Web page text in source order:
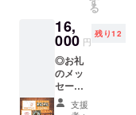
予約方
法は、
ランチ
券に記
載させ
ていた
だきま
で飾ら
せてい
ただき
ます！
原宿に
ROMM
Yサポー
る
16,
000 円
残り12
◎お礼
のメッ
セージ
◎ROM
MYをた
支援